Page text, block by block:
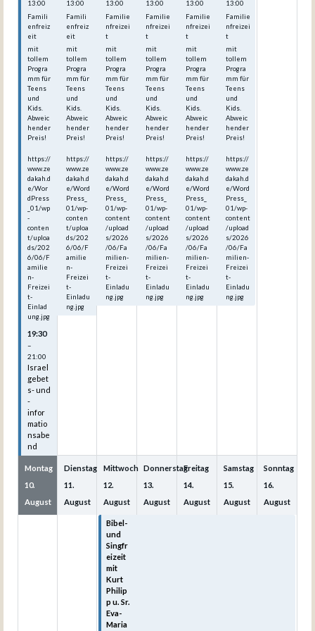
13:00
Famili
enfreiz
eit
mit
tollem
Progra
mm für
Teens
und
Kids.
Abweic
hender
Preis!
https://
www.ze
dakah.d
e/Wor
dPress
_01/wp
-
conten
t/uploa
ds/202
6/06/F
amilie
n-
Freizei
t-
Einlad
ung.jpg
19:30
–
21:00
Israel
gebet
s- und
-
infor
matio
nsabe
nd
13:00
Famili
enfreiz
eit
mit
tollem
Progra
mm für
Teens
und
Kids.
Abweic
hender
Preis!
https://
www.ze
dakah.d
e/Word
Press_
01/wp-
conten
t/uploa
ds/202
6/06/F
amilie
n-
Freizei
t-
Einladu
ng.jpg
13:00
Familie
nfreizei
t
mit
tollem
Progra
mm für
Teens
und
Kids.
Abweic
hender
Preis!
https://
www.ze
dakah.d
e/Word
Press_
01/wp-
content
/upload
s/2026
/06/Fa
milien-
Freizei
t-
Einladu
ng.jpg
13:00
Familie
nfreizei
t
mit
tollem
Progra
mm für
Teens
und
Kids.
Abweic
hender
Preis!
https://
www.ze
dakah.d
e/Word
Press_
01/wp-
content
/upload
s/2026
/06/Fa
milien-
Freizei
t-
Einladu
ng.jpg
13:00
Familie
nfreizei
t
mit
tollem
Progra
mm für
Teens
und
Kids.
Abweic
hender
Preis!
https://
www.ze
dakah.d
e/Word
Press_
01/wp-
content
/upload
s/2026
/06/Fa
milien-
Freizei
t-
Einladu
ng.jpg
13:00
Familie
nfreizei
t
mit
tollem
Progra
mm für
Teens
und
Kids.
Abweic
hender
Preis!
https://
www.ze
dakah.d
e/Word
Press_
01/wp-
content
/upload
s/2026
/06/Fa
milien-
Freizei
t-
Einladu
ng.jpg
Montag
10.
August
Dienstag
11.
August
Mittwoch
12.
August
Bibel-
und
Singfr
eizeit
mit
Kurt
Philip
p u. Sr.
Eva-
Maria
Donnerstag
13.
August
Freitag
14.
August
Samstag
15.
August
Sonntag
16.
August